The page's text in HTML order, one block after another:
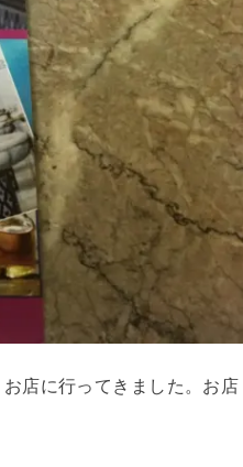
店に行ってきました。お店